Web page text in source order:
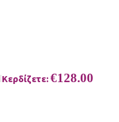
|Κερδίζετε:€128.00